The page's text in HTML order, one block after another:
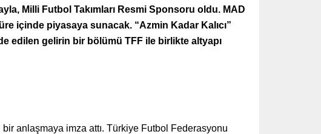
Milli Futbol Takımları Resmi Sponsoru oldu. MAD
içinde piyasaya sunacak. “Azmin Kadar Kalıcı”
edilen gelirin bir bölümü TFF ile birlikte altyapı
anlaşmaya imza attı. Türkiye Futbol Federasyonu